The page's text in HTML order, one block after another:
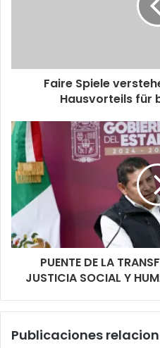
Faire Spiele
Hausvorteils für
PUENTE DE LA
JUSTICIA SOCIAL Y
Publicaciones